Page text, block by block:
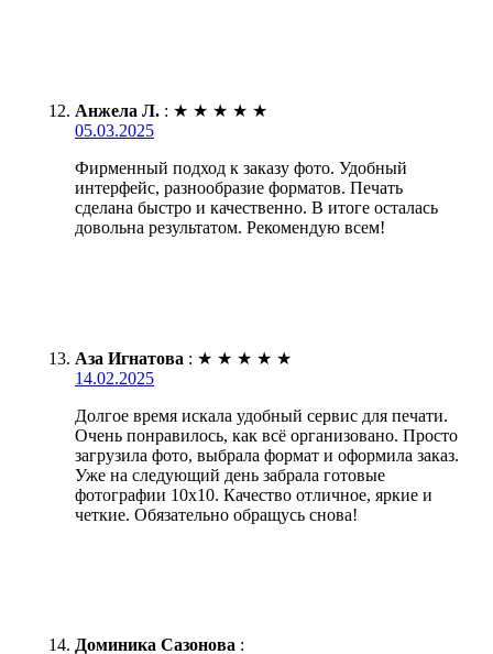
Анжела Л. : ★ ★ ★ ★ ★
05.03.2025
Фирменный подход к заказу фото. Удобный
интерфейс, разнообразие форматов. Печать
сделана быстро и качественно. В итоге осталась
довольна результатом. Рекомендую всем!
Аза Игнатова : ★ ★ ★ ★ ★
14.02.2025
Долгое время искала удобный сервис для печати.
Очень понравилось, как всё организовано. Просто
загрузила фото, выбрала формат и оформила заказ.
Уже на следующий день забрала готовые
фотографии 10х10. Качество отличное, яркие и
четкие. Обязательно обращусь снова!
Доминика Сазонова :